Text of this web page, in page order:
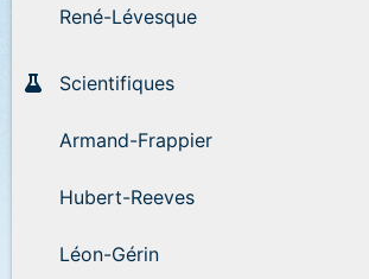
René-Lévesque
Scientifiques
Armand-Frappier
Hubert-Reeves
Léon-Gérin